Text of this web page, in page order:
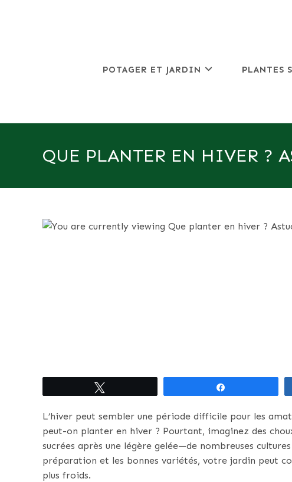
POTAGER ET JARDIN PLANTES
QUE PLANTER EN HIVER ?
L’hiver peut sembler une période difficile pour les
peut-on planter en hiver ? Pourtant, imaginez des
sucrées après une légère gelée—de nombreuses
préparation et les bonnes variétés, votre jardin peut
plus froids.